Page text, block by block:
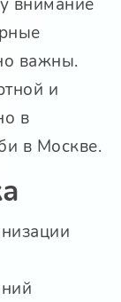
важны.
и
в
в Москве.